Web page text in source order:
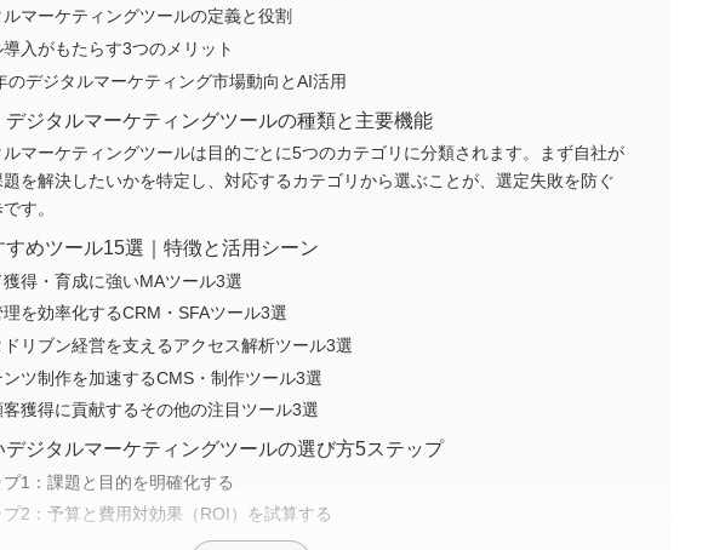
マーケティングツールの定義と役割
導入がもたらす3つのメリット
のデジタルマーケティング市場動向とAI活用
デジタルマーケティングツールの種類と主要機能
マーケティングツールは目的ごとに5つのカテゴリに分類されます。まず自社が
題を解決したいかを特定し、対応するカテゴリから選ぶことが、選定失敗を防ぐ
す。
すめツール15選｜特徴と活用シーン
獲得・育成に強いMAツール3選
を効率化するCRM・SFAツール3選
リブン経営を支えるアクセス解析ツール3選
ンツ制作を加速するCMS・制作ツール3選
客獲得に貢献するその他の注目ツール3選
デジタルマーケティングツールの選び方5ステップ
プ1：課題と目的を明確化する
プ2：予算と費用対効果（ROI）を試算する